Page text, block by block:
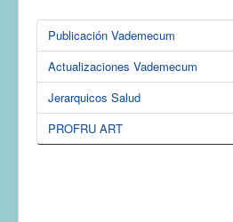
Publicación Vademecum
Actualizaciones Vademecum
Jerarquicos Salud
PROFRU ART